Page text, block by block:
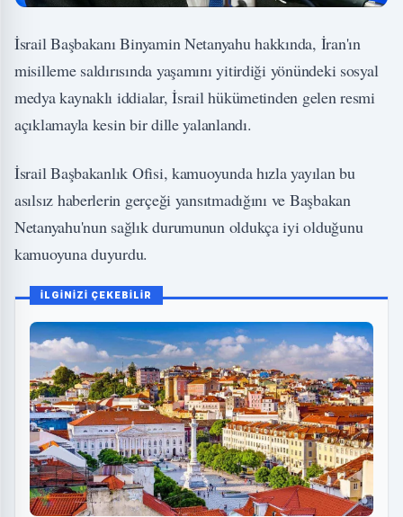
İsrail Başbakanı Binyamin Netanyahu hakkında, İran'ın
misilleme saldırısında yaşamını yitirdiği yönündeki sosyal
medya kaynaklı iddialar, İsrail hükümetinden gelen resmi
açıklamayla kesin bir dille yalanlandı.
İsrail Başbakanlık Ofisi, kamuoyunda hızla yayılan bu
asılsız haberlerin gerçeği yansıtmadığını ve Başbakan
Netanyahu'nun sağlık durumunun oldukça iyi olduğunu
kamuoyuna duyurdu.
İLGİNİZİ ÇEKEBİLİR